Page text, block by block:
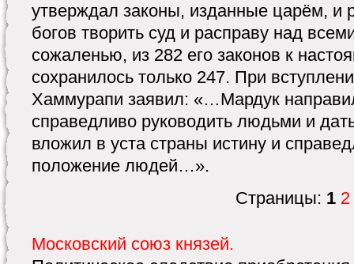
утверждал законы, изданные царём, и
богов творить суд и расправу над
сожаленью, из 282 его законов к
сохранилось только 247. При
Хаммурапи заявил: «…Мардук
справедливо руководить людьми и
вложил в уста страны истину и
положение людей…».
Страницы: 1 2
Московский союз князей.